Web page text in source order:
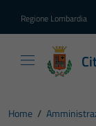
Regione Lombardia
Home /